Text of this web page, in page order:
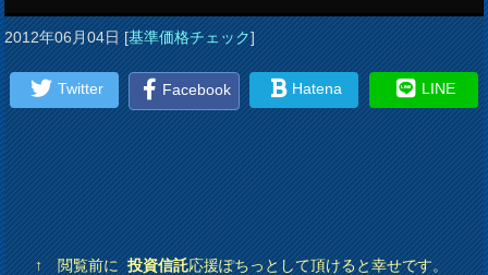
2012年06月04日[基準価格チェック]
Twitter Facebook Hatena LINE
↑ 閲覧前に投資信託応援ぽちっとして頂けると幸せです。